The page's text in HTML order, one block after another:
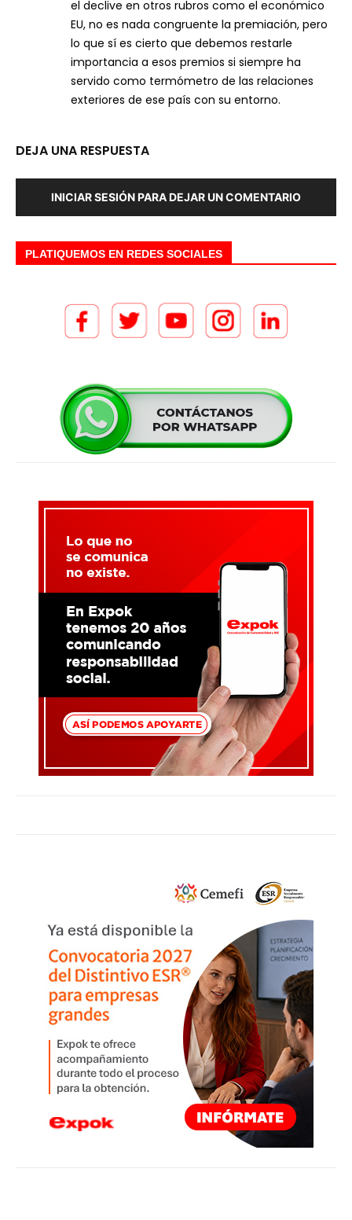
el declive en otros rubros como el económico
EU, no es nada congruente la premiación, pero
lo que sí es cierto que debemos restarle
importancia a esos premios si siempre ha
servido como termómetro de las relaciones
exteriores de ese país con su entorno.
DEJA UNA RESPUESTA
INICIAR SESIÓN PARA DEJAR UN COMENTARIO
PLATIQUEMOS EN REDES SOCIALES